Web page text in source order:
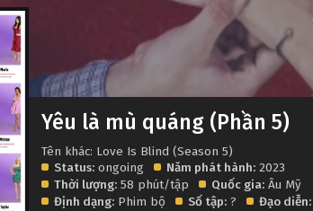
Yêu là mù quáng (Phần 5)
Tên khác: Love Is Blind (Season 5)
Status: ongoing Năm phát hành: 2023
Thời lượng: 58 phút/tập Quốc gia: Âu Mỹ
Định dạng: Phim bộ Số tập: ? Đạo diễn: